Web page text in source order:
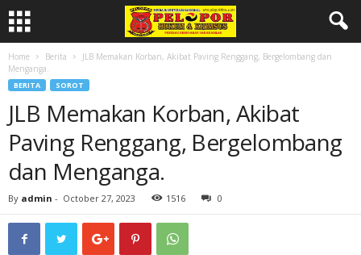
Home Berita
JLB Memakan Korban, Akibat Paving Renggang, Bergelombang dan
Menganga.
BERITA SOROT
JLB Memakan Korban, Akibat
Paving Renggang, Bergelombang
dan Menganga.
By admin - October 27, 2023 1516 0